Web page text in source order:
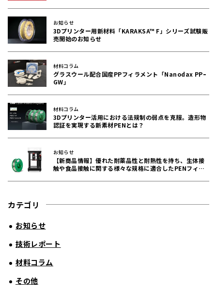
お知らせ
3Dプリンター用新材料「KARAKSA™ F」シリーズ試験販
売開始のお知らせ
材料コラム
グラスウール配合国産PPフィラメント「Nanodax PPｰ
GW」
材料コラム
3Dプリンター活用における法規制の弱点を克服。造形物
認証を実現する新素材PENとは？
お知らせ
【新商品情報】優れた耐薬品性と耐熱性を持ち、生体接
触や食品接触に関する様々な規格に適合したPENフィラ
カテゴリ
お知らせ
技術レポート
材料コラム
その他